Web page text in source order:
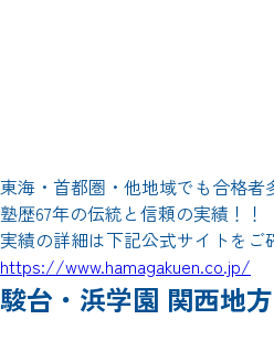
東海・首都圏・他地域でも合格者
塾歴67年の伝統と信頼の実績！！
実績の詳細は下記公式サイトをご
https://www.hamagakuen.co.jp/
駿台・浜学園 関西地